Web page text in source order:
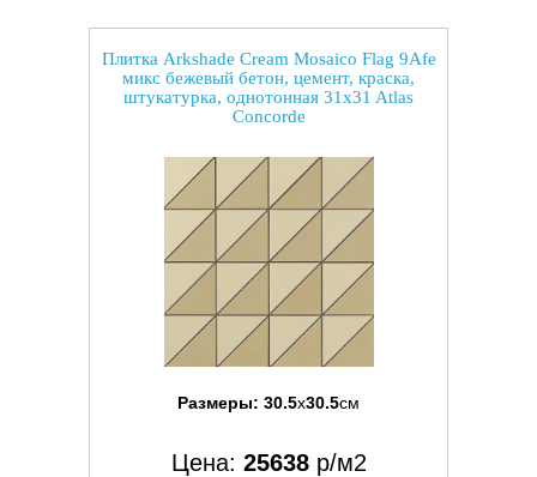
Плитка Arkshade Cream Mosaico Flag 9Afe
микс бежевый бетон, цемент, краска,
штукатурка, однотонная 31x31 Atlas
Concorde
Размеры: 30.5x30.5см
Цена: 25638р/м2